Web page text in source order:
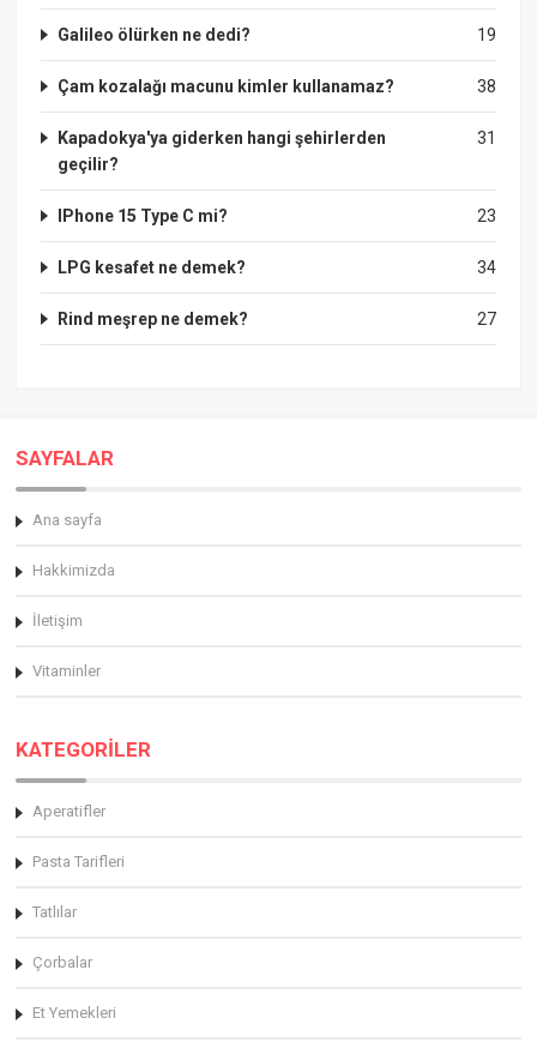
19
Galileo ölürken ne dedi?
38
Çam kozalağı macunu kimler kullanamaz?
31
Kapadokya'ya giderken hangi şehirlerden
geçilir?
23
IPhone 15 Type C mi?
34
LPG kesafet ne demek?
27
Rind meşrep ne demek?
SAYFALAR
Ana sayfa
Hakkimizda
İletişim
Vitaminler
KATEGORİLER
Aperatifler
Pasta Tarifleri
Tatlılar
Çorbalar
Et Yemekleri